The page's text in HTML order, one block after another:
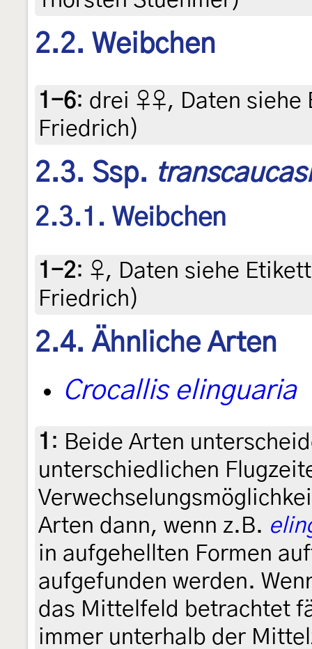
2.2. Weibchen
1-6: drei ♀♀, Daten siehe
Friedrich)
2.3. Ssp.
2.3.1. Weibchen
1-2: ♀, Daten siehe
Friedrich)
2.4. Ähnliche Arten
Crocallis elinguaria
1 : Beide Arten
unterschiedlichen
Arten dann, wenn z.B.
in aufgehellten Formen
aufgefunden werden.
das Mittelfeld betrachtet
immer unterhalb der